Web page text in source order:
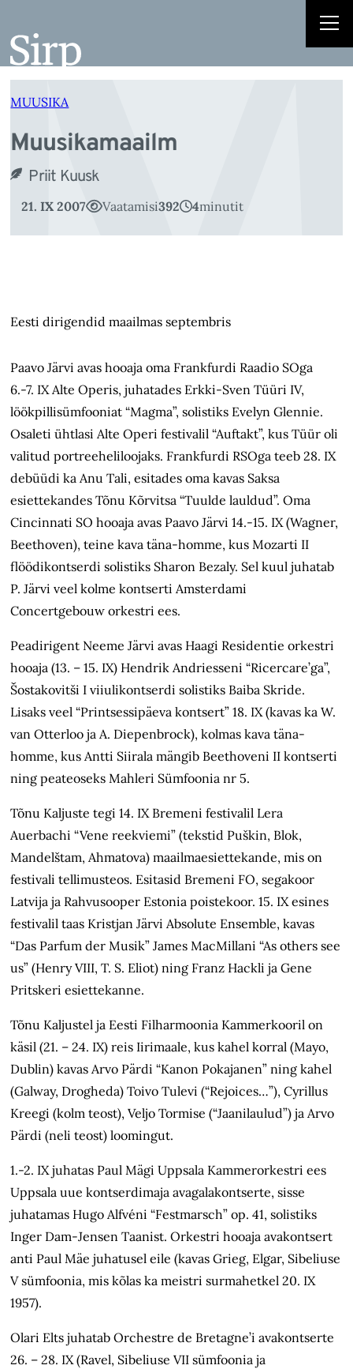
juurde
MUUSIKA
Muusikamaailm
Priit Kuusk
21. IX 2007 Vaatamisi392 4minutit
Eesti dirigendid maailmas septembris
Paavo Järvi avas hooaja oma Frankfurdi Raadio SOga
6.-7. IX Alte Operis, juhatades Erkki-Sven Tüüri IV,
löökpillisümfooniat “Magma”, solistiks Evelyn Glennie.
Osaleti ühtlasi Alte Operi festivalil “Auftakt”, kus Tüür oli
valitud portreeheliloojaks. Frankfurdi RSOga teeb 28. IX
debüüdi ka Anu Tali, esitades oma kavas Saksa
esiettekandes Tõnu Kõrvitsa “Tuulde lauldud”. Oma
Cincinnati SO hooaja avas Paavo Järvi 14.-15. IX (Wagner,
Beethoven), teine kava täna-homme, kus Mozarti II
flöödikontserdi solistiks Sharon Bezaly. Sel kuul juhatab
P. Järvi veel kolme kontserti Amsterdami
Concertgebouw orkestri ees.
Peadirigent Neeme Järvi avas Haagi Residentie orkestri
hooaja (13. – 15. IX) Hendrik Andriesseni “Ricercare’ga”,
Šostakovitši I viiulikontserdi solistiks Baiba Skride.
Lisaks veel “Printsessipäeva kontsert” 18. IX (kavas ka W.
van Otterloo ja A. Diepenbrock), kolmas kava täna-
homme, kus Antti Siirala mängib Beethoveni II kontserti
ning peateoseks Mahleri Sümfoonia nr 5.
Tõnu Kaljuste tegi 14. IX Bremeni festivalil Lera
Auerbachi “Vene reekviemi” (tekstid Puškin, Blok,
Mandelštam, Ahmatova) maailmaesiettekande, mis on
festivali tellimusteos. Esitasid Bremeni FO, segakoor
Latvija ja Rahvusooper Estonia poistekoor. 15. IX esines
festivalil taas Kristjan Järvi Absolute Ensemble, kavas
“Das Parfum der Musik” James MacMillani “As others see
us” (Henry VIII, T. S. Eliot) ning Franz Hackli ja Gene
Pritskeri esiettekanne.
Tõnu Kaljustel ja Eesti Filharmoonia Kammerkooril on
käsil (21. – 24. IX) reis Iirimaale, kus kahel korral (Mayo,
Dublin) kavas Arvo Pärdi “Kanon Pokajanen” ning kahel
(Galway, Drogheda) Toivo Tulevi (“Rejoices…”), Cyrillus
Kreegi (kolm teost), Veljo Tormise (“Jaanilaulud”) ja Arvo
Pärdi (neli teost) loomingut.
1.-2. IX juhatas Paul Mägi Uppsala Kammerorkestri ees
Uppsala uue kontserdimaja avagalakontserte, sisse
juhatamas Hugo Alfvéni “Festmarsch” op. 41, solistiks
Inger Dam-Jensen Taanist. Orkestri hooaja avakontsert
anti Paul Mäe juhatusel eile (kavas Grieg, Elgar, Sibeliuse
V sümfoonia, mis kõlas ka meistri surmahetkel 20. IX
1957).
Olari Elts juhatab Orchestre de Bretagne’i avakontserte
26. – 28. IX (Ravel, Sibeliuse VII sümfoonia ja